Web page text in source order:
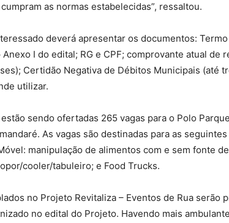
as normas estabelecidas”, ressaltou.
deverá apresentar os documentos:
I do edital; RG e CPF; comprovante atual de
Certidão Negativa de Débitos Municipais (até
utilizar.
sendo ofertadas 265 vagas para o Polo
As vagas são destinadas para as
manipulação de alimentos com e sem fonte
cooler/tabuleiro; e Food Trucks.
no Projeto Revitaliza – Eventos de Rua serão
no edital do Projeto. Havendo mais